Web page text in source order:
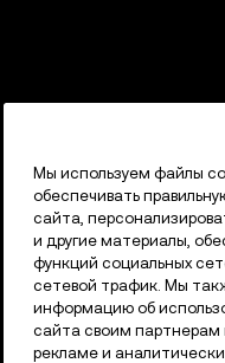
Мы используем файлы
обеспечивать
сайта,
и другие материалы,
функций социальных
сетевой трафик. Мы
информацию об
сайта своим
рекламе и